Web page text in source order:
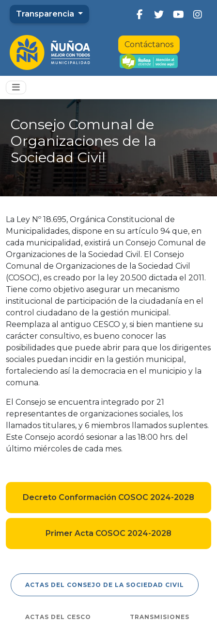
Transparencia
Contáctanos
Consejo Comunal de
Organizaciones de la
Sociedad Civil
La Ley Nº 18.695, Orgánica Constitucional de
Municipalidades, dispone en su artículo 94 que, en
cada municipalidad, existirá un Consejo Comunal de
Organizaciones de la Sociedad Civil. El Consejo
Comunal de Organizaciones de la Sociedad Civil
(COSOC), es creado por la ley 20.500 dictada el 2011.
Tiene como objetivo asegurar un mecanismo
institucional de participación de la ciudadanía en el
control ciudadano de la gestión municipal.
Reemplaza al antiguo CESCO y, si bien mantiene su
carácter consultivo, es bueno conocer las
posibilidades que puede abrir para que los dirigentes
sociales puedan incidir en la gestión municipal,
fortaleciendo así la democracia en el municipio y la
comuna.
El Consejo se encuentra integrado por 21
representantes de organizaciones sociales, los
llamados titulares, y 6 miembros llamados suplentes.
Este Consejo acordó sesionar a las 18:00 hrs. del
último miércoles de cada mes.
Decreto Conformación COSOC 2024-2028
Primer Acta COSOC 2024-2028
ACTAS DEL CONSEJO DE LA SOCIEDAD CIVIL
ACTAS DEL CESCO TRANSMISIONES